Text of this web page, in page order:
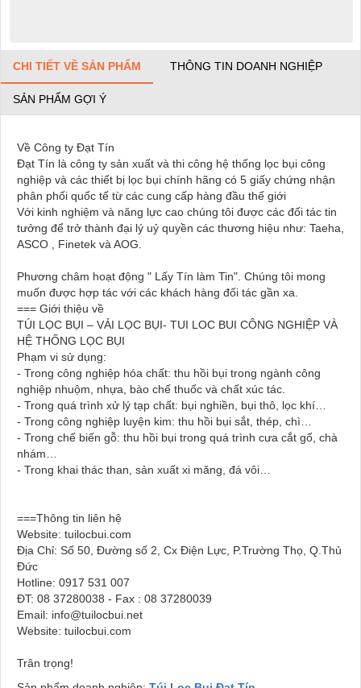
CHI TIẾT VỀ SẢN PHẨM THÔNG TIN DOANH NGHIỆP
SẢN PHẨM GỢI Ý
Về Công ty Đạt Tín
Đạt Tín là công ty sản xuất và thi công hệ thống lọc bụi công
nghiệp và các thiết bị lọc bụi chính hãng có 5 giấy chứng nhận
phân phối quốc tế từ các cung cấp hàng đầu thế giới
Với kinh nghiệm và năng lực cao chúng tôi được các đối tác tin
tưởng để trở thành đại lý uỷ quyền các thương hiệu như: Taeha,
ASCO , Finetek và AOG.
Phương châm hoạt động " Lấy Tín làm Tin". Chúng tôi mong
muốn được hợp tác với các khách hàng đối tác gần xa.
=== Giới thiệu về
TÚI LỌC BỤI – VẢI LỌC BỤI- TUI LOC BUI CÔNG NGHIỆP VÀ
HỆ THỐNG LỌC BỤI
Phạm vi sử dụng:
- Trong công nghiệp hóa chất: thu hồi bụi trong ngành công
nghiệp nhuộm, nhựa, bào chế thuốc và chất xúc tác.
- Trong quá trình xử lý tạp chất: bụi nghiền, bụi thô, lọc khí…
- Trong công nghiệp luyện kim: thu hồi bụi sắt, thép, chì…
- Trong chế biến gỗ: thu hồi bụi trong quá trình cưa cắt gổ, chà
nhám…
- Trong khai thác than, sản xuất xi măng, đá vôi…
===Thông tin liên hệ
Website: tuilocbui.com
Địa Chỉ: Số 50, Đường số 2, Cx Điện Lực, P.Trường Thọ, Q.Thủ
Đức
Hotline: 0917 531 007
ĐT: 08 37280038 - Fax : 08 37280039
Email: info@tuilocbui.net
Website: tuilocbui.com
Trân trọng!